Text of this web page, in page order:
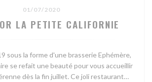
01/07/2020
LA PETITE CALIFORNIE
sous la forme d'une brasserie Ephémère,
se refait une beauté pour vous accueillir
dès la fin juillet. Ce joli restaurant